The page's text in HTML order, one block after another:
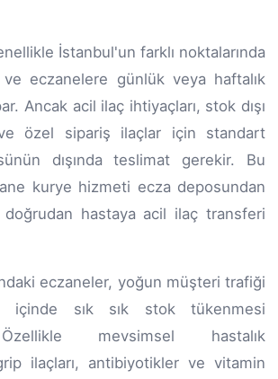
İstanbul'un farklı noktalarında
ve eczanelere günlük veya haftalık
Ancak acil ilaç ihtiyaçları, stok dışı
özel sipariş ilaçlar için standart
dışında teslimat gerekir. Bu
kurye hizmeti ecza deposundan
hastaya acil ilaç transferi
eczaneler, yoğun müşteri trafiği
içinde sık sık stok tükenmesi
mevsimsel hastalık
ilaçları, antibiyotikler ve vitamin